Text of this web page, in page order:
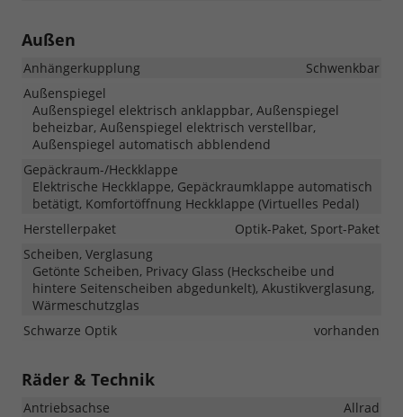
Außen
Anhängerkupplung
Schwenkbar
Außenspiegel
Außenspiegel elektrisch anklappbar, Außenspiegel
beheizbar, Außenspiegel elektrisch verstellbar,
Außenspiegel automatisch abblendend
Gepäckraum-/Heckklappe
Elektrische Heckklappe, Gepäckraumklappe automatisch
betätigt, Komfortöffnung Heckklappe (Virtuelles Pedal)
Herstellerpaket
Optik-Paket, Sport-Paket
Scheiben, Verglasung
Getönte Scheiben, Privacy Glass (Heckscheibe und
hintere Seitenscheiben abgedunkelt), Akustikverglasung,
Wärmeschutzglas
Schwarze Optik
vorhanden
Räder & Technik
Antriebsachse
Allrad